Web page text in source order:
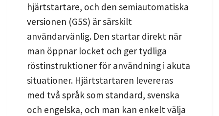
hjärtstartare, och den semiautomatiska
versionen (G5S) är särskilt
användarvänlig. Den startar direkt när
man öppnar locket och ger tydliga
röstinstruktioner för användning i akuta
situationer. Hjärtstartaren levereras
med två språk som standard, svenska
och engelska, och man kan enkelt välja